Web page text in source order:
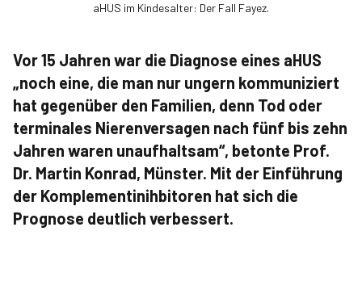
aHUS im Kindesalter: Der Fall Fayez.
Vor 15 Jahren war die Diagnose eines aHUS
„noch eine, die man nur ungern kommuniziert
hat gegenüber den Familien, denn Tod oder
terminales Nierenversagen nach fünf bis zehn
Jahren waren unaufhaltsam“, betonte Prof.
Dr. Martin Konrad, Münster. Mit der Einführung
der Komplementinihbitoren hat sich die
Prognose deutlich verbessert.